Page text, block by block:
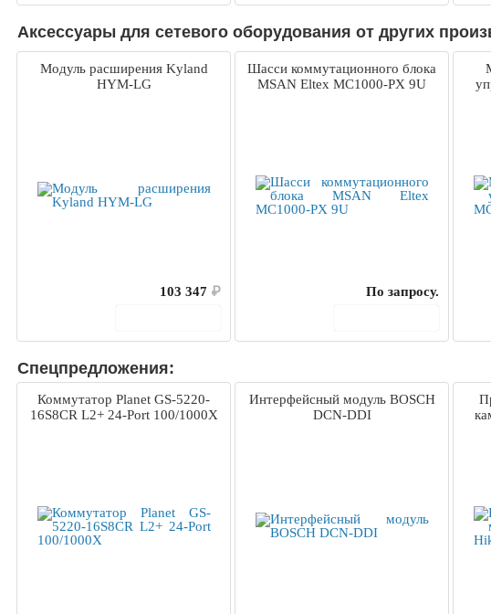
Аксессуары для сетевого оборудования от других
Модуль расширения Kyland
HYM-LG
103 347 ₽
Шасси коммутационного блока
MSAN Eltex МС1000-PX 9U
По запросу.
Спецпредложения:
Коммутатор Planet GS-5220-
16S8CR L2+ 24-Port 100/1000X
Интерфейсный модуль BOSCH
DCN-DDI